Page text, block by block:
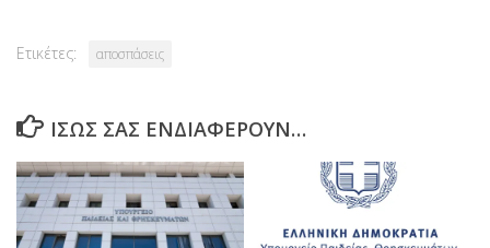
Ετικέτες: αποσπάσεις
ΊΣΩΣ ΣΑΣ ΕΝΔΙΑΦΈΡΟΥΝ…